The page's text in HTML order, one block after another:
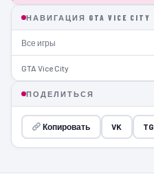
НАВИГАЦИЯ GTA VICE CITY
Все игры
GTA Vice City
ПОДЕЛИТЬСЯ
Копировать VK TG